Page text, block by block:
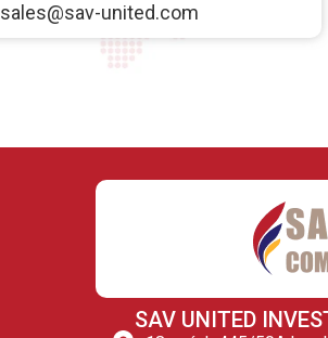
sales@sav-united.com
SAV UNITED